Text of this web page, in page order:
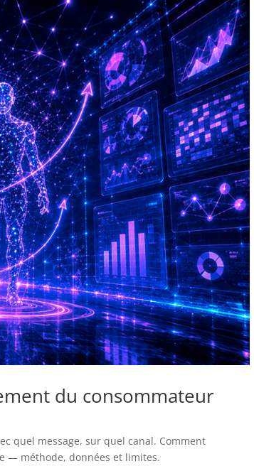
du consommateur
quel message, sur quel canal. Comment
— méthode, données et limites.